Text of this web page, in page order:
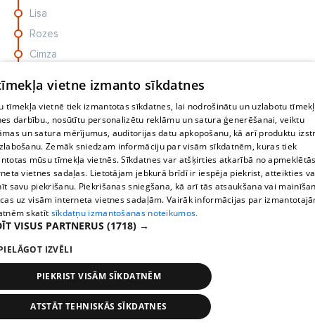
Lisa
Rozes
Cimza
Strīķeļi
Jaunrauna
Vaives dzirnavas
Priekuļi
Cēsu AO
Stops Times
vietne izmanto sīkdatnes
tīmekļa vietnē tiek izmantotas sīkdatnes, lai nodrošinātu un uzlabotu
darbību., nosūtītu personalizētu reklāmu un satura ģenerēšanai, veiktu
un satura mērījumus, auditorijas datu apkopošanu, kā arī produktu
Zemāk sniedzam informāciju par visām sīkdatnēm, kuras tiek
mūsu tīmekļa vietnēs. Sīkdatnes var atšķirties atkarībā no
vietnes sadaļas. Lietotājam jebkurā brīdī ir iespēja piekrist, atteikties
savu piekrišanu. Piekrišanas sniegšana, kā arī tās atsaukšana vai
uz visām interneta vietnes sadaļām. Vairāk informācijas par
skatīt sīkdatņu izmantošanas noteikumos.
VISUS PARTNERUS (1718) →
IZVĒLI
PIEKRIST VISĀM SĪKDATNĒM
ATSTĀT TEHNISKĀS SĪKDATNES